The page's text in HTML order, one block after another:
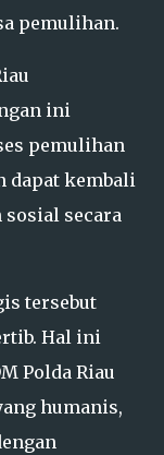
pemulihan.
ini
pemulihan
dapat kembali
secara
tersebut
Hal ini
Polda Riau
humanis,